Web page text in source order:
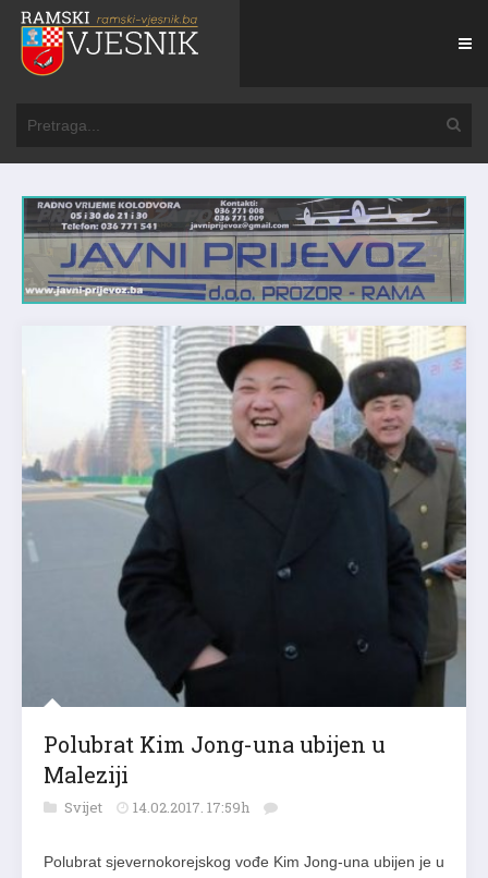
Polubrat Kim Jong-una ubijen u
Maleziji
Svijet 14.02.2017. 17:59h
Polubrat sjevernokorejskog vođe Kim Jong-una ubijen je u